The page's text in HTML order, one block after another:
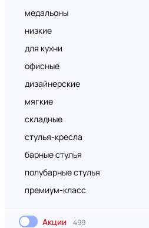
медальоны
низкие
для кухни
офисные
дизайнерские
мягкие
складные
стулья-кресла
барные стулья
полубарные стулья
премиум-класс
Акции 499